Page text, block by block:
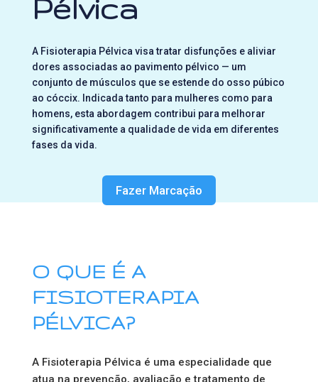
Pélvica
A Fisioterapia Pélvica visa tratar disfunções e aliviar
dores associadas ao pavimento pélvico — um
conjunto de músculos que se estende do osso púbico
ao cóccix. Indicada tanto para mulheres como para
homens, esta abordagem contribui para melhorar
significativamente a qualidade de vida em diferentes
fases da vida.
Fazer Marcação
O QUE É A
FISIOTERAPIA
PÉLVICA?
A Fisioterapia Pélvica é uma especialidade que
atua na prevenção, avaliação e tratamento de